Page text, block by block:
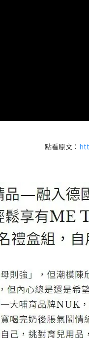
點看原文：